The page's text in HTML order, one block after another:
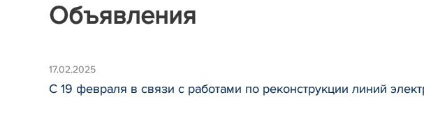
Объявления
17.02.2025
С 19 февраля в связи с работами по реконструкции линий